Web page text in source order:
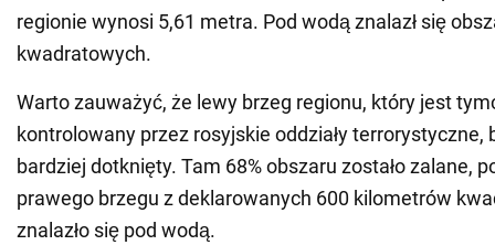
regionie wynosi 5,61 metra. Pod wodą znalazł się
kwadratowych.
Warto zauważyć, że lewy brzeg regionu, który jest
kontrolowany przez rosyjskie oddziały terrorystyczne,
bardziej dotknięty. Tam 68% obszaru zostało zalane,
prawego brzegu z deklarowanych 600 kilometrów
znalazło się pod wodą.